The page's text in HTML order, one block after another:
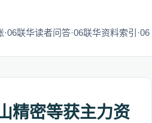
·06联华读者问答·06联华资料索引·06
精密等获主力资